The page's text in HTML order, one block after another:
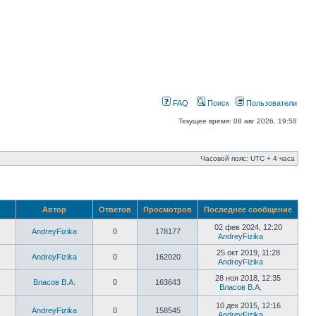
FAQ Поиск Пользователи
Текущее время: 08 авг 2026, 19:58
Часовой пояс: UTC + 4 часа
Автор Ответов Просмотров Последнее сообщение
AndreyFizika 0 178177
02 фев 2024, 12:20
AndreyFizika
AndreyFizika 0 162020
25 окт 2019, 11:28
AndreyFizika
Власов В.А. 0 163643
28 ноя 2018, 12:35
Власов В.А.
AndreyFizika 0 158545
10 дек 2015, 12:16